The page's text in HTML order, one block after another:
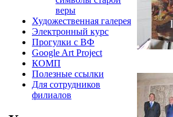
веры
Художественная галерея
Электронный курс
Прогулки с ВФ
Google Art Project
КОМП
Полезные ссылки
Для сотрудников
филиалов